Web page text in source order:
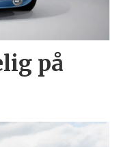
på